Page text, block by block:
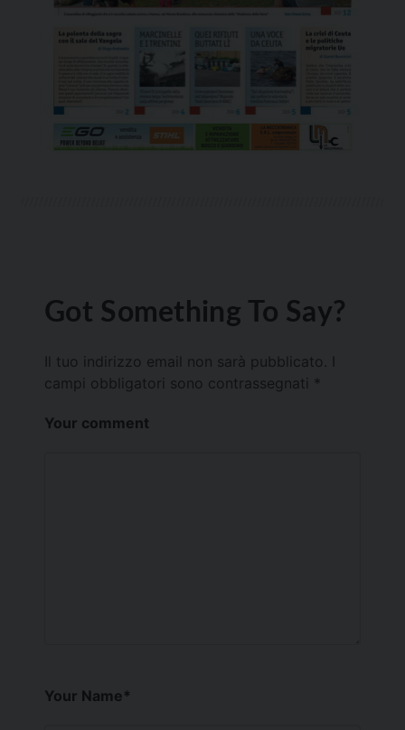
Got Something To Say?
Il tuo indirizzo email non sarà pubblicato.
campi obbligatori sono contrassegnati *
Your comment
Your Name*